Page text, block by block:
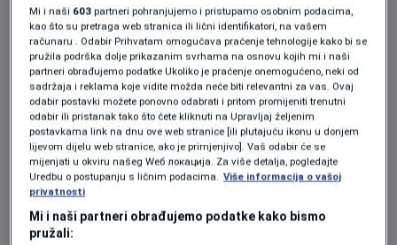
odličnim partijama u dresu Karlsruhea, za koji
je postigao šest golova i upisao dvije
asistencije u 19 nastupa.
Nedavno je debitovao za Tunis u prijateljskim
utakmicama protiv Haitija i Kanade.
Ipak, Ben Farhat neće biti dio tima na
Mundijalu.
Mi i naši 603 partneri pohranjujemo i pristupamo osobnim podacima,
kao što su pretraga web stranica ili lični identifikatori, na vašem
računaru . Odabir Prihvatam omogućava praćenje tehnologije kako bi se
pružila podrška dolje prikazanim svrhama na osnovu kojih mi i naši
partneri obrađujemo podatke Ukoliko je praćenje onemogućeno, neki od
sadržaja i reklama koje vidite možda neće biti relevantni za vas. Ovaj
odabir postavki možete ponovno odabrati i pritom promijeniti trenutni
odabir ili pristanak tako što ćete kliknuti na Upravljaj željenim
postavkama link na dnu ove web stranice [ili plutajuću ikonu u donjem
lijevom dijelu web stranice, ako je primjenjivo]. Vaš odabir će se
mijenjati u okviru našeg Wеб локација. Za više detalja, pogledajte
Uredbu o postupanju s ličnim podacima. Više informacija o vašoj
privatnosti
Mi i naši partneri obrađujemo podatke kako bismo
pružali: